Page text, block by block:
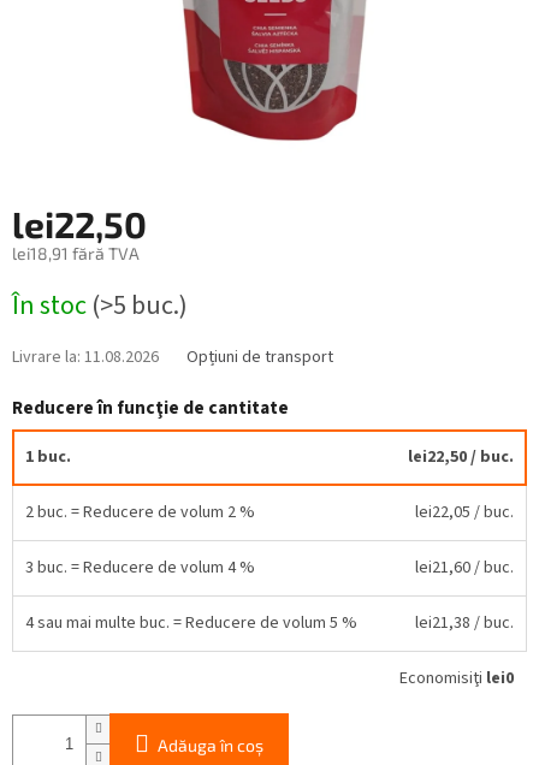
lei22,50
lei18,91 fără TVA
Evaluare
preţ:
În stoc(>5 buc.)
Livrare la: 11.08.2026 Opțiuni de transport
Reducere în funcţie de cantitate
1 buc. lei22,50/ buc.
2 buc. = Reducere de volum 2 % lei22,05 / buc.
3 buc. = Reducere de volum 4 % lei21,60/ buc.
4 sau mai multe buc. = Reducere de volum 5 % lei21,38 / buc.
Economisiţi lei0
Adăuga în coş